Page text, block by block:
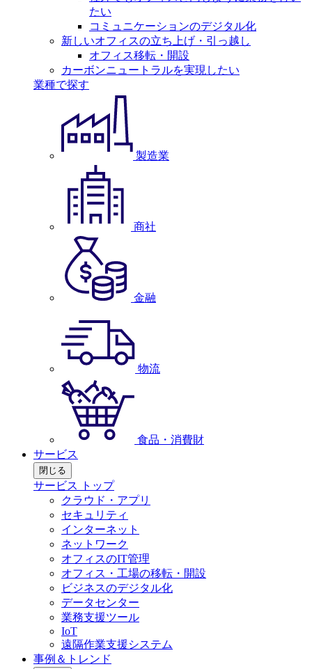
たい
コミュニケーションのデジタル化
新しいオフィスの立ち上げ・引っ越し
オフィス移転・開設
カーボンニュートラルを実現したい
業種で探す
製造業
商社
金融
物流
食品・消費財
サービス
閉じる
サービス トップ
クラウド・アプリ
セキュリティ
インターネット
ネットワーク
オフィスのIT管理
オフィス・工場の移転・開設
ビジネスのデジタル化
データセンター
業務支援ツール
IoT
遠隔作業支援システム
事例＆トレンド